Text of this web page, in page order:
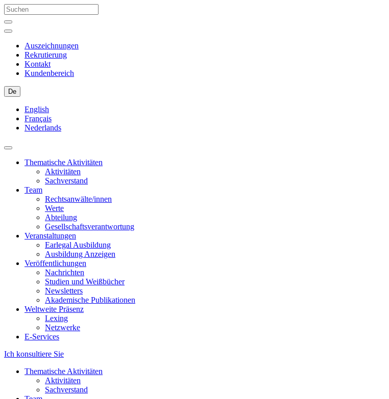
Auszeichnungen
Rekrutierung
Kontakt
Kundenbereich
De
English
Français
Nederlands
Thematische Aktivitäten
Aktivitäten
Sachverstand
Team
Rechtsanwälte/innen
Werte
Abteilung
Gesellschaftsverantwortung
Veranstaltungen
Earlegal Ausbildung
Ausbildung Anzeigen
Veröffentlichungen
Nachrichten
Studien und Weißbücher
Newsletters
Akademische Publikationen
Weltweite Präsenz
Lexing
Netzwerke
E-Services
Ich konsultiere Sie
Thematische Aktivitäten
Aktivitäten
Sachverstand